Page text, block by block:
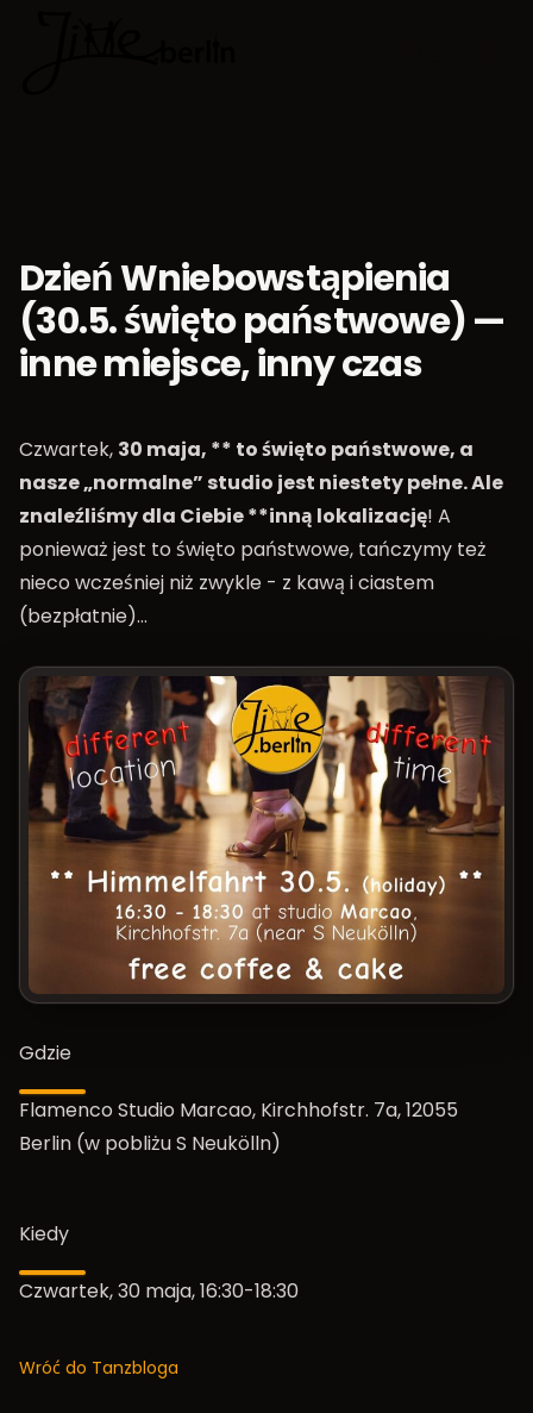
Dzień Wniebowstąpienia
(30.5. święto państwowe) —
inne miejsce, inny czas
Czwartek, 30 maja, ** to święto państwowe, a
nasze „normalne” studio jest niestety pełne. Ale
znaleźliśmy dla Ciebie **inną lokalizację! A
ponieważ jest to święto państwowe, tańczymy też
nieco wcześniej niż zwykle - z kawą i ciastem
(bezpłatnie)…
Gdzie
Flamenco Studio Marcao, Kirchhofstr. 7a, 12055
Berlin (w pobliżu S Neukölln)
Kiedy
Czwartek, 30 maja, 16:30-18:30
Wróć do Tanzbloga